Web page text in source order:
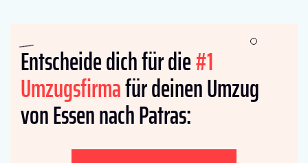
Entscheide dich für die#1
Umzugsfirmafür deinen Umzug
von Essen nach Patras: